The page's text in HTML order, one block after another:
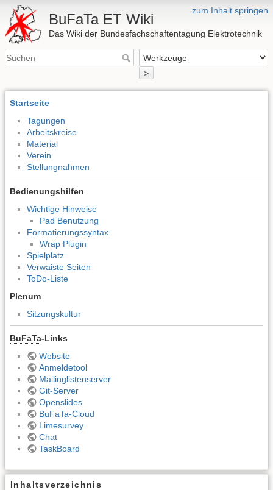
zum Inhalt springen
BuFaTa ET Wiki
Das Wiki der Bundesfachschaftentagung Elektrotechnik
>
Startseite
Tagungen
Arbeitskreise
Material
Verein
Stellungnahmen
Bedienungshilfen
Wichtige Hinweise
Pad Benutzung
Formatierungssyntax
Wrap Plugin
Spielplatz
Verwaiste Seiten
ToDo-Liste
Plenum
Sitzungskultur
BuFaTa-Links
Website
Anmeldetool
Mailinglistenserver
Git-Server
Openslides
BuFaTa-Cloud
Limesurvey
Chat
TaskBoard
Inhaltsverzeichnis